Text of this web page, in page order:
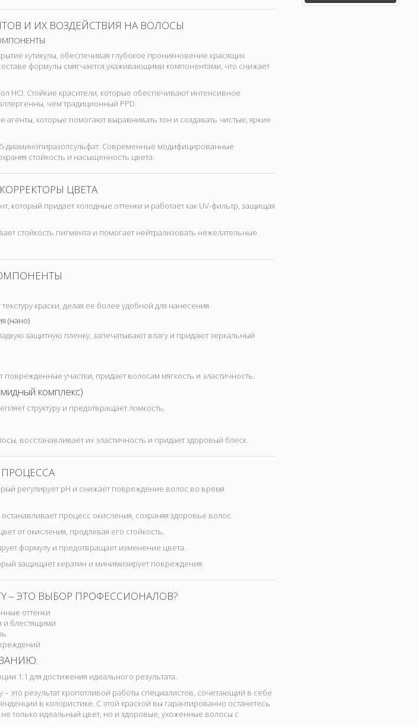
И ИХ ВОЗДЕЙСТВИЯ НА ВОЛОСЫ
кутикулы, обеспечивая глубокое проникновение красящих
формулы смягчается ухаживающими компонентами, что снижает
HCI: Стойкие красители, которые обеспечивают интенсивное
чем традиционный PPD.
которые помогают выравнивать тон и создавать чистые, яркие
диаминопиразолсульфат: Современные модифицированные
стойкость и насыщенность цвета.
ЦВЕТА
который придает холодные оттенки и работает как UV-фильтр, защищая
стойкость пигмента и помогает нейтрализовать нежелательные
краски, делая ее более удобной для нанесения.
(нано)
защитную пленку, запечатывают влагу и придают зеркальный
участки, придает волосам мягкость и эластичность.
комплекс)
структуру и предотвращает ломкость.
восстанавливает их эластичность и придает здоровый блеск.
регулирует pH и снижает повреждение волос во время
процесс окисления, сохраняя здоровье волос.
от окисления, продлевая его стойкость.
формулу и предотвращает изменение цвета.
защищает кератин и минимизирует повреждения.
– ЭТО ВЫБОР ПРОФЕССИОНАЛОВ?
оттенки
и блестящими
1:1 для достижения идеального результата.
это результат кропотливой работы специалистов, сочетающий в себе
в колористике. С этой краской вы гарантированно останетесь
только идеальный цвет, но и здоровые, ухоженные волосы с